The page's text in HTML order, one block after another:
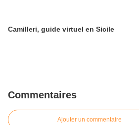
Camilleri, guide virtuel en Sicile
Commentaires
Ajouter un commentaire